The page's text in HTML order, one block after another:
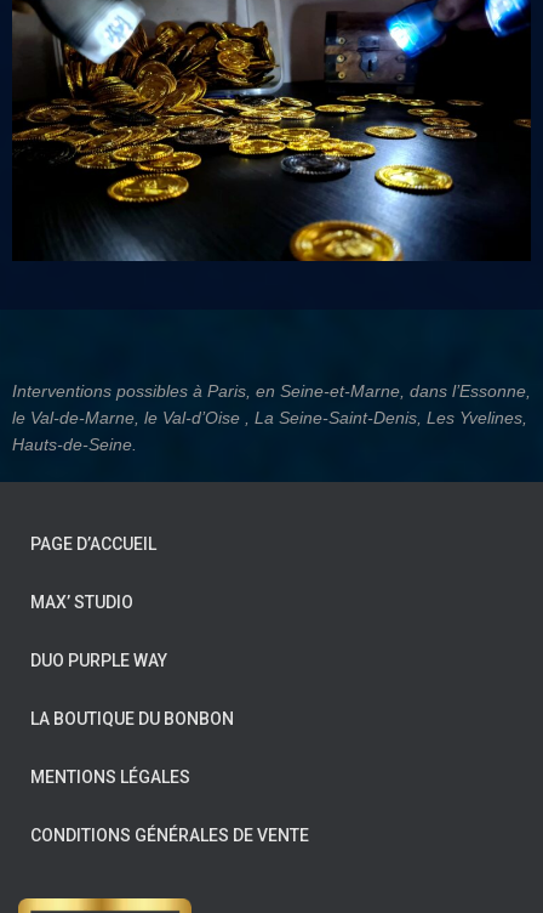
Interventions possibles à Paris , en Seine-et-Marne , dans l’Essonne
le Val-de-Marne, le Val-d’Oise , La Seine-Saint-Denis, Les Yvelines,
Hauts-de-Seine.
PAGE D’ACCUEIL
MAX’ STUDIO
DUO PURPLE WAY
LA BOUTIQUE DU BONBON
MENTIONS LÉGALES
CONDITIONS GÉNÉRALES DE VENTE